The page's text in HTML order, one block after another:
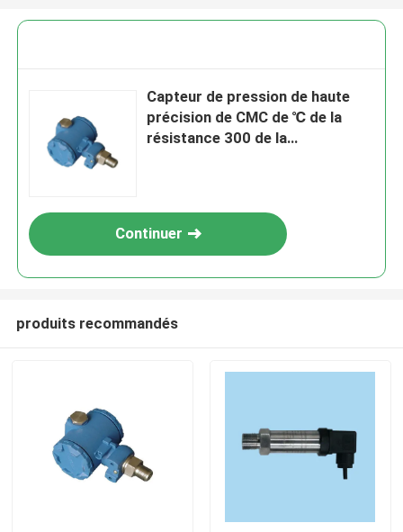
Capteur de pression de haute
précision de CMC de ℃ de la
résistance 300 de la
Continuer
produits recommandés